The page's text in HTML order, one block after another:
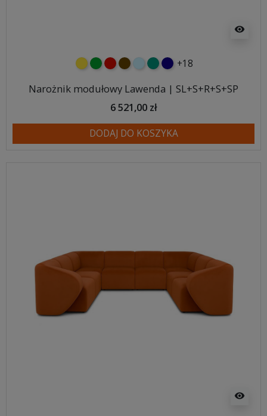
visibility
żółtyzielonyczerwony
czekoladowy
błękitnyturkusowy
granatowy
+18
Narożnik modułowy Lawenda | SL+S+R+S+SP
6 521,00 zł
DODAJ DO KOSZYKA
visibility